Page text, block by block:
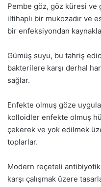
Pembe göz, göz küresi ve
iltihaplı bir mukozadır ve
bir enfeksiyondan
Gümüş suyu, bu tahriş
bakterilere karşı derhal
sağlar.
Enfekte olmuş göze
kolloidler enfekte olmuş
çekerek ve yok edilmek
toplarlar.
Modern reçeteli
karşı çalışmak üzere